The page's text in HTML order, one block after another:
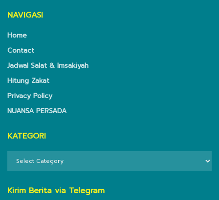
NAVIGASI
Home
Contact
Jadwal Salat & Imsakiyah
Hitung Zakat
Privacy Policy
NUANSA PERSADA
KATEGORI
Kirim Berita via Telegram